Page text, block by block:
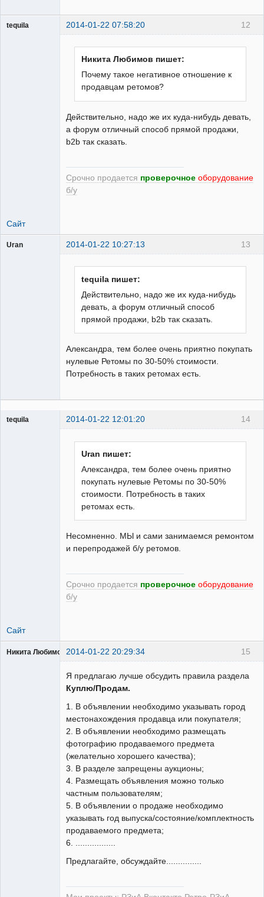
12
tequila 2014-01-22 07:58:20
Никита Любимов пишет:
Почему такое негативное отношение к
продавцам ретомов?
Действительно, надо же их куда-нибудь девать,
а форум отличный способ прямой продажи,
b2b так сказать.
Срочно продается проверочное оборудование
б/у
Сайт
13
Uran 2014-01-22 10:27:13
tequila пишет:
Действительно, надо же их куда-нибудь
девать, а форум отличный способ
прямой продажи, b2b так сказать.
Александра, тем более очень приятно покупать
нулевые Ретомы по 30-50% стоимости.
Потребность в таких ретомах есть.
14
tequila 2014-01-22 12:01:20
Uran пишет:
Александра, тем более очень приятно
покупать нулевые Ретомы по 30-50%
стоимости. Потребность в таких
ретомах есть.
Несомненно. МЫ и сами занимаемся ремонтом
и перепродажей б/у ретомов.
Срочно продается проверочное оборудование
б/у
Сайт
15
Никита Любимов 2014-01-22 20:29:34
Я предлагаю лучше обсудить правила раздела
Куплю/Продам.
1. В объявлении необходимо указывать город
местонахождения продавца или покупателя;
2. В объявлении необходимо размещать
фотографию продаваемого предмета
(желательно хорошего качества);
3. В разделе запрещены аукционы;
4. Размещать объявления можно только
частным пользователям;
5. В объявлении о продаже необходимо
указывать год выпуска/состояние/комплектность
продаваемого предмета;
6. .................
Предлагайте, обсуждайте...............